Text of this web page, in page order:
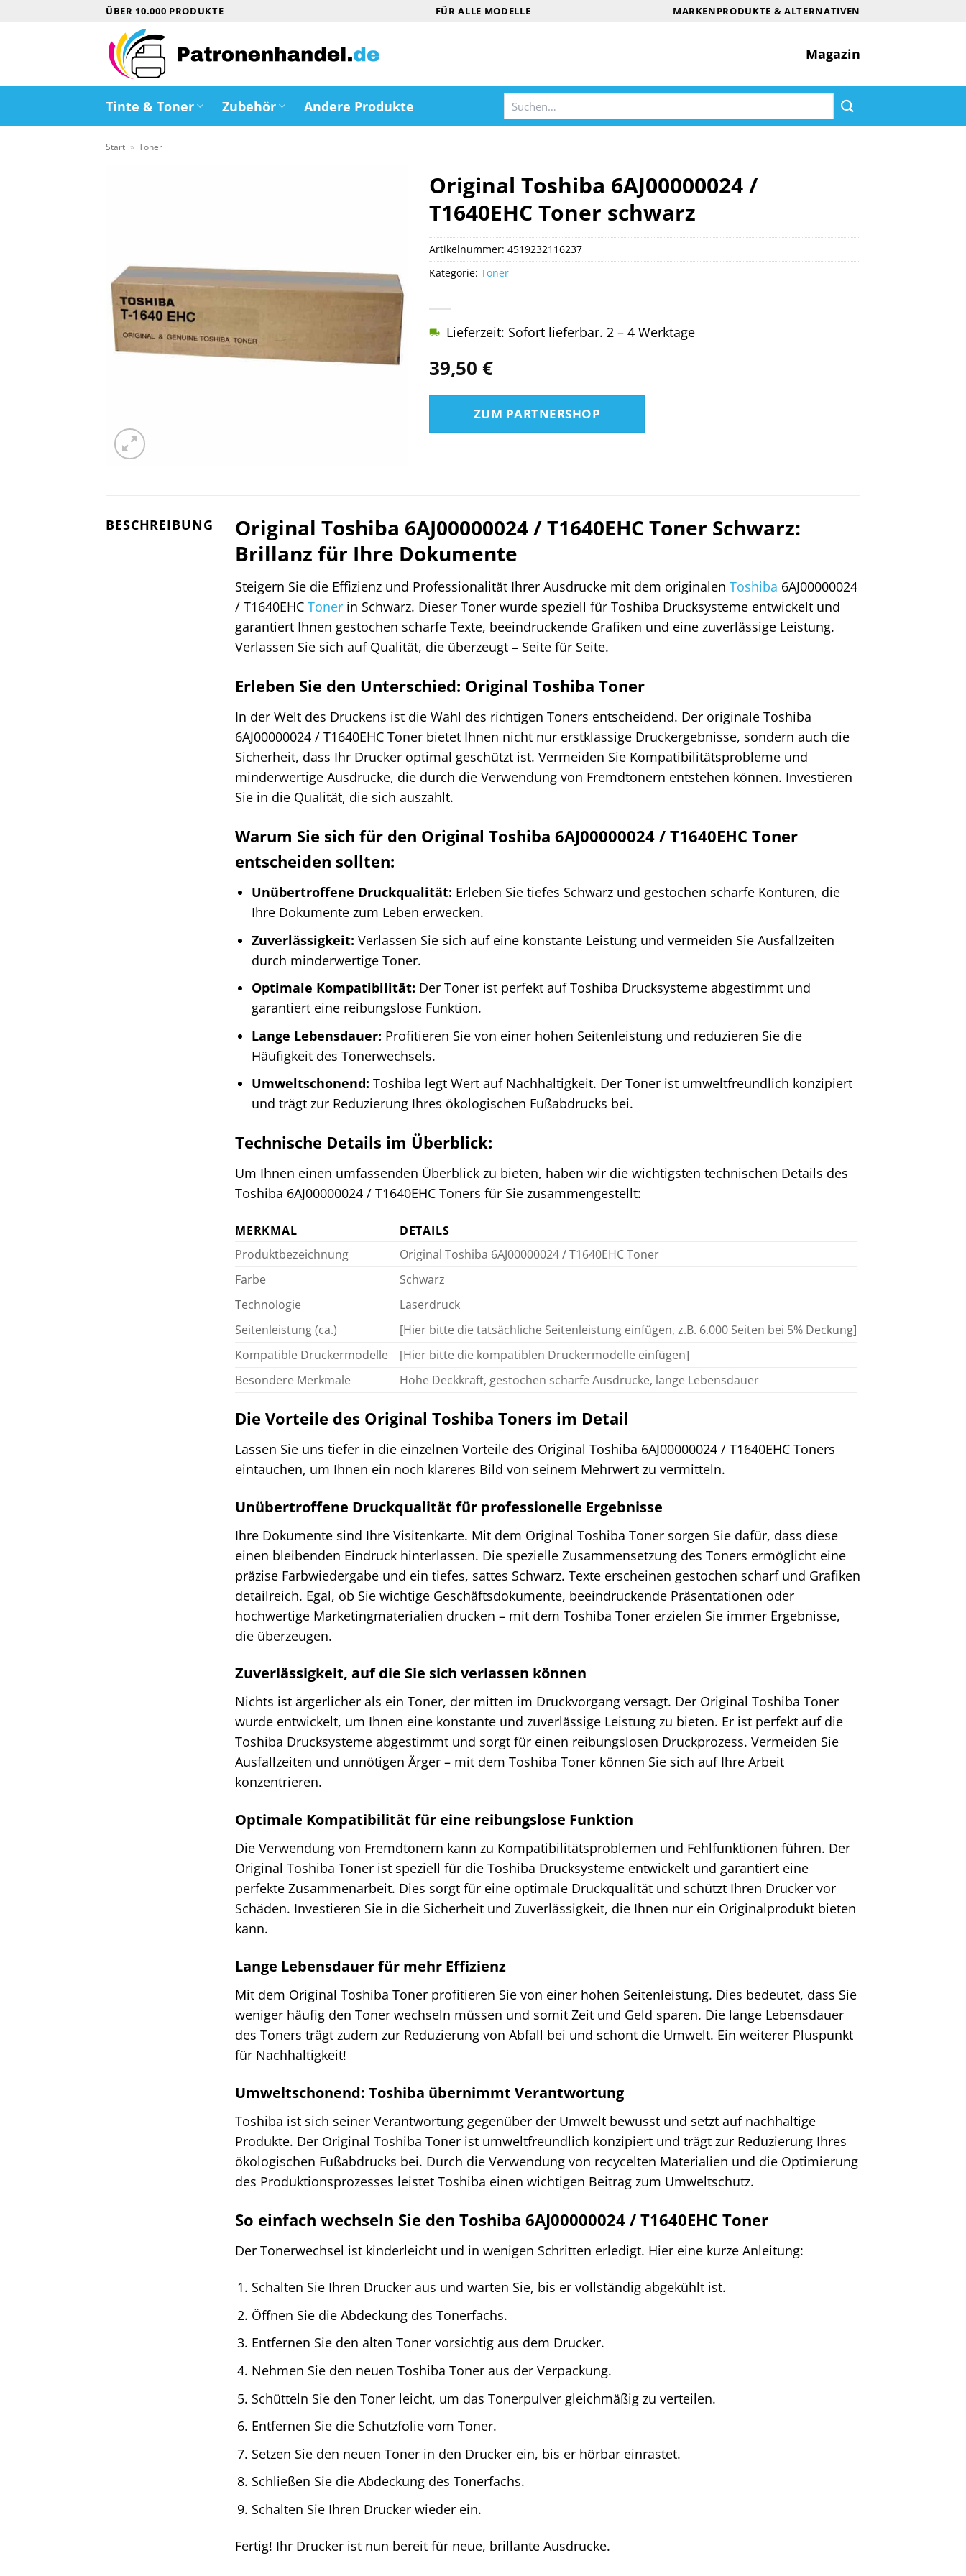
ÜBER 10.000 PRODUKTE FÜR ALLE MODELLE MARKENPRODUKTE & ALTERNATIVEN
Magazin
Tinte & Toner Zubehör Andere Produkte
Suchen
nach:
Start » Toner
Original Toshiba 6AJ00000024 /
T1640EHC Toner schwarz
39,50 €
Lieferzeit: Sofort lieferbar. 2 – 4 Werktage
ZUM PARTNERSHOP
Artikelnummer: 4519232116237
Kategorie: Toner
BESCHREIBUNG
Original Toshiba 6AJ00000024 / T1640EHC Toner Schwarz:
Brillanz für Ihre Dokumente
Steigern Sie die Effizienz und Professionalität Ihrer Ausdrucke mit dem originalen Toshiba 6AJ00000024
/ T1640EHC Toner in Schwarz. Dieser Toner wurde speziell für Toshiba Drucksysteme entwickelt und
garantiert Ihnen gestochen scharfe Texte, beeindruckende Grafiken und eine zuverlässige Leistung.
Verlassen Sie sich auf Qualität, die überzeugt – Seite für Seite.
Erleben Sie den Unterschied: Original Toshiba Toner
In der Welt des Druckens ist die Wahl des richtigen Toners entscheidend. Der originale Toshiba
6AJ00000024 / T1640EHC Toner bietet Ihnen nicht nur erstklassige Druckergebnisse, sondern auch die
Sicherheit, dass Ihr Drucker optimal geschützt ist. Vermeiden Sie Kompatibilitätsprobleme und
minderwertige Ausdrucke, die durch die Verwendung von Fremdtonern entstehen können. Investieren
Sie in die Qualität, die sich auszahlt.
Warum Sie sich für den Original Toshiba 6AJ00000024 / T1640EHC Toner
entscheiden sollten:
Unübertroffene Druckqualität: Erleben Sie tiefes Schwarz und gestochen scharfe Konturen, die
Ihre Dokumente zum Leben erwecken.
Zuverlässigkeit: Verlassen Sie sich auf eine konstante Leistung und vermeiden Sie Ausfallzeiten
durch minderwertige Toner.
Optimale Kompatibilität: Der Toner ist perfekt auf Toshiba Drucksysteme abgestimmt und
garantiert eine reibungslose Funktion.
Lange Lebensdauer: Profitieren Sie von einer hohen Seitenleistung und reduzieren Sie die
Häufigkeit des Tonerwechsels.
Umweltschonend: Toshiba legt Wert auf Nachhaltigkeit. Der Toner ist umweltfreundlich konzipiert
und trägt zur Reduzierung Ihres ökologischen Fußabdrucks bei.
Technische Details im Überblick:
Um Ihnen einen umfassenden Überblick zu bieten, haben wir die wichtigsten technischen Details des
Toshiba 6AJ00000024 / T1640EHC Toners für Sie zusammengestellt:
MERKMAL
DETAILS
Produktbezeichnung
Original Toshiba 6AJ00000024 / T1640EHC Toner
Farbe
Schwarz
Technologie
Laserdruck
Seitenleistung (ca.)
[Hier bitte die tatsächliche Seitenleistung einfügen, z.B. 6.000 Seiten bei 5% Deckung]
Kompatible Druckermodelle
[Hier bitte die kompatiblen Druckermodelle einfügen]
Besondere Merkmale
Hohe Deckkraft, gestochen scharfe Ausdrucke, lange Lebensdauer
Die Vorteile des Original Toshiba Toners im Detail
Lassen Sie uns tiefer in die einzelnen Vorteile des Original Toshiba 6AJ00000024 / T1640EHC Toners
eintauchen, um Ihnen ein noch klareres Bild von seinem Mehrwert zu vermitteln.
Unübertroffene Druckqualität für professionelle Ergebnisse
Ihre Dokumente sind Ihre Visitenkarte. Mit dem Original Toshiba Toner sorgen Sie dafür, dass diese
einen bleibenden Eindruck hinterlassen. Die spezielle Zusammensetzung des Toners ermöglicht eine
präzise Farbwiedergabe und ein tiefes, sattes Schwarz. Texte erscheinen gestochen scharf und Grafiken
detailreich. Egal, ob Sie wichtige Geschäftsdokumente, beeindruckende Präsentationen oder
hochwertige Marketingmaterialien drucken – mit dem Toshiba Toner erzielen Sie immer Ergebnisse,
die überzeugen.
Zuverlässigkeit, auf die Sie sich verlassen können
Nichts ist ärgerlicher als ein Toner, der mitten im Druckvorgang versagt. Der Original Toshiba Toner
wurde entwickelt, um Ihnen eine konstante und zuverlässige Leistung zu bieten. Er ist perfekt auf die
Toshiba Drucksysteme abgestimmt und sorgt für einen reibungslosen Druckprozess. Vermeiden Sie
Ausfallzeiten und unnötigen Ärger – mit dem Toshiba Toner können Sie sich auf Ihre Arbeit
konzentrieren.
Optimale Kompatibilität für eine reibungslose Funktion
Die Verwendung von Fremdtonern kann zu Kompatibilitätsproblemen und Fehlfunktionen führen. Der
Original Toshiba Toner ist speziell für die Toshiba Drucksysteme entwickelt und garantiert eine
perfekte Zusammenarbeit. Dies sorgt für eine optimale Druckqualität und schützt Ihren Drucker vor
Schäden. Investieren Sie in die Sicherheit und Zuverlässigkeit, die Ihnen nur ein Originalprodukt bieten
kann.
Lange Lebensdauer für mehr Effizienz
Mit dem Original Toshiba Toner profitieren Sie von einer hohen Seitenleistung. Dies bedeutet, dass Sie
weniger häufig den Toner wechseln müssen und somit Zeit und Geld sparen. Die lange Lebensdauer
des Toners trägt zudem zur Reduzierung von Abfall bei und schont die Umwelt. Ein weiterer Pluspunkt
für Nachhaltigkeit!
Umweltschonend: Toshiba übernimmt Verantwortung
Toshiba ist sich seiner Verantwortung gegenüber der Umwelt bewusst und setzt auf nachhaltige
Produkte. Der Original Toshiba Toner ist umweltfreundlich konzipiert und trägt zur Reduzierung Ihres
ökologischen Fußabdrucks bei. Durch die Verwendung von recycelten Materialien und die Optimierung
des Produktionsprozesses leistet Toshiba einen wichtigen Beitrag zum Umweltschutz.
So einfach wechseln Sie den Toshiba 6AJ00000024 / T1640EHC Toner
Der Tonerwechsel ist kinderleicht und in wenigen Schritten erledigt. Hier eine kurze Anleitung:
Schalten Sie Ihren Drucker aus und warten Sie, bis er vollständig abgekühlt ist.
Öffnen Sie die Abdeckung des Tonerfachs.
Entfernen Sie den alten Toner vorsichtig aus dem Drucker.
Nehmen Sie den neuen Toshiba Toner aus der Verpackung.
Schütteln Sie den Toner leicht, um das Tonerpulver gleichmäßig zu verteilen.
Entfernen Sie die Schutzfolie vom Toner.
Setzen Sie den neuen Toner in den Drucker ein, bis er hörbar einrastet.
Schließen Sie die Abdeckung des Tonerfachs.
Schalten Sie Ihren Drucker wieder ein.
Fertig! Ihr Drucker ist nun bereit für neue, brillante Ausdrucke.